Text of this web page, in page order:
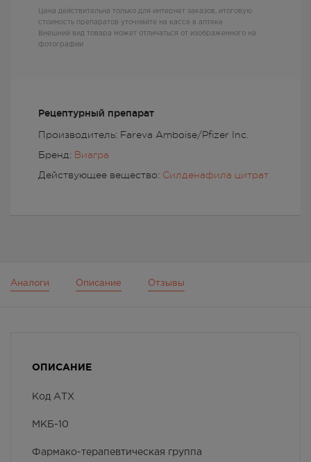
Рецептурный препарат
Производитель: Fareva Amboise/Pfizer Inc.
Бренд: Виагра
Действующее вещество: Силденафила цитрат
Цена действительна только для интернет заказов, итоговую
стоимость препаратов уточняйте на кассе в аптеке
Внешний вид товара может отличаться от изображенного на
фотографии
Аналоги Описание Отзывы
ОПИСАНИЕ
Код АТХ
МКБ-10
Фармако-терапевтическая группа